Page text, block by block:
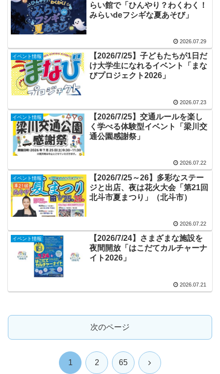
らい館で「ひんやり？わくわく！
みらいdeフシギな夏あそび」
2026.07.29
イベント情報
【2026/7/25】子どもたちが1日だ
け大学生になれるイベント「まな
びプロジェクト2026」
2026.07.23
イベント情報
【2026/7/25】交通ルールを楽し
く学べる体験型イベント「梁川交
通公園感謝祭」
2026.07.22
イベント情報
【2026/7/25～26】多彩なステー
ジと出店、夜は花火大会「第21回
北斗市夏まつり」（北斗市）
2026.07.22
イベント情報
【2026/7/24】さまざまな施設を
夜間開放「はこだてカルチャーナ
イト2026」
2026.07.21
次のページ
1 2 65 次